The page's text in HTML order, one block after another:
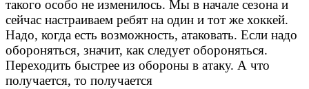
такого особо не изменилось. Мы в начале сезона и
сейчас настраиваем ребят на один и тот же хоккей.
Надо, когда есть возможность, атаковать. Если надо
обороняться, значит, как следует обороняться.
Переходить быстрее из обороны в атаку. А что
получается, то получается